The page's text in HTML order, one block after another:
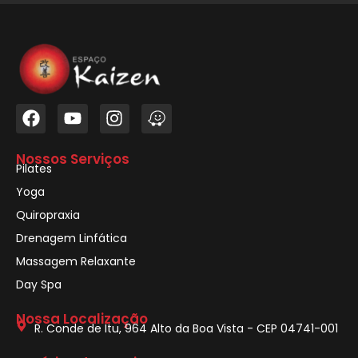
Nossos Serviços
Pilates
Yoga
Quiropraxia
Drenagem Linfática
Massagem Relaxante
Day Spa
Nossa Localização
R. Conde de Itu, 964 Alto da Boa Vista - CEP 04741-001